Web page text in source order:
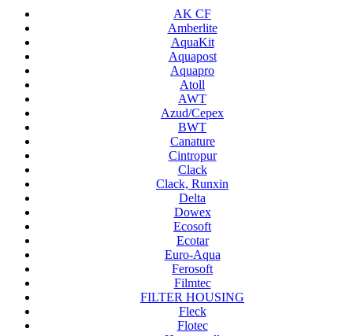
AK CF
Amberlite
AquaKit
Aquapost
Aquapro
Atoll
AWT
Azud/Cepex
BWT
Canature
Cintropur
Clack
Clack, Runxin
Delta
Dowex
Ecosoft
Ecotar
Euro-Aqua
Ferosoft
Filmtec
FILTER HOUSING
Fleck
Flotec